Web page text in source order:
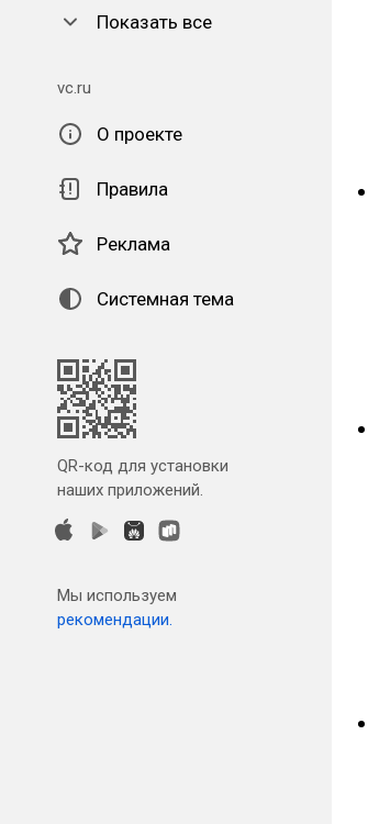
Показать все
vc.ru
О проекте
Правила
Реклама
Системная тема
QR-код для установки
наших приложений.
Мы используем
рекомендации.